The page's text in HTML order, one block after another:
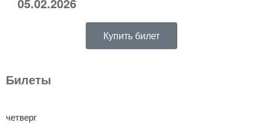
Купить билет
Билеты
четверг